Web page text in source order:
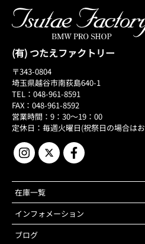
(有) つたえファクトリー
〒343-0804
埼玉県越谷市南荻島640-1
TEL：048-961-8591
FAX：048-961-8592
営業時間：9：30～19：00
定休日：毎週火曜日(祝祭日の場合は
在庫一覧
インフォメーション
ブログ